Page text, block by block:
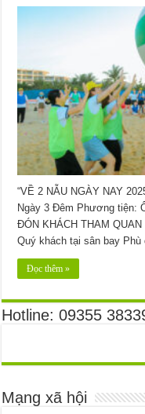
“VỀ 2 NẪU NGÀY NAY
Ngày 3 Đêm Phương tiện:
ĐÓN KHÁCH THAM
Quý khách tại sân bay Phù
Đọc thêm »
Hotline: 09355
Mạng xã hội